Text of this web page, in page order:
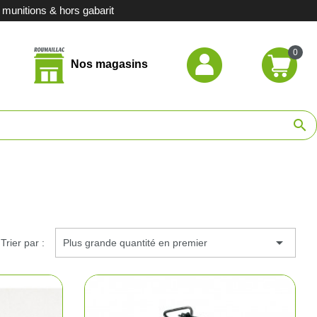
& hors gabarit
Nos magasins
0
search
Trier par : Plus grande quantité en premier 